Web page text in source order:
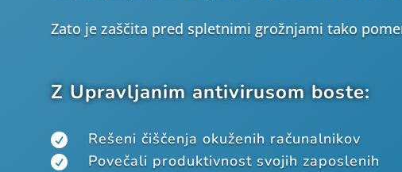
Zato je zaščita pred spletnimi grožnjami tako
Z Upravljanim antivirusom boste:
 Rešeni čiščenja okuženih računalnikov
 Povečali produktivnost svojih zaposlenih